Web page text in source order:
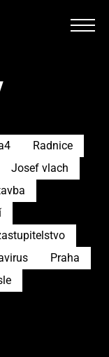
Radnice
Josef vlach
Praha